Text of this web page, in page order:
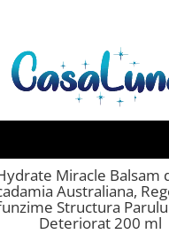
Odorizant Cu
Auto 10 ml
Camera cu
Miracle Balsam
Australiana,
Structura
Deteriorat 200 ml